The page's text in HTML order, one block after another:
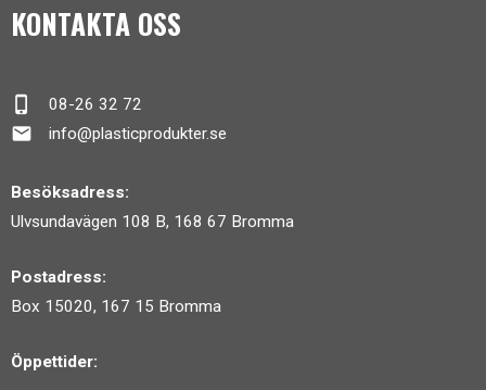
KONTAKTA OSS
phone_iphone 08-26 32 72
mail info@plasticprodukter.se
Besöksadress:
Ulvsundavägen 108 B, 168 67 Bromma
Postadress:
Box 15020, 167 15 Bromma
Öppettider: